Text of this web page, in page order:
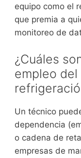
equipo como el
que premia a
monitoreo de
¿Cuáles
empleo
Un técnico
dependencia
o cadena de
empresas de